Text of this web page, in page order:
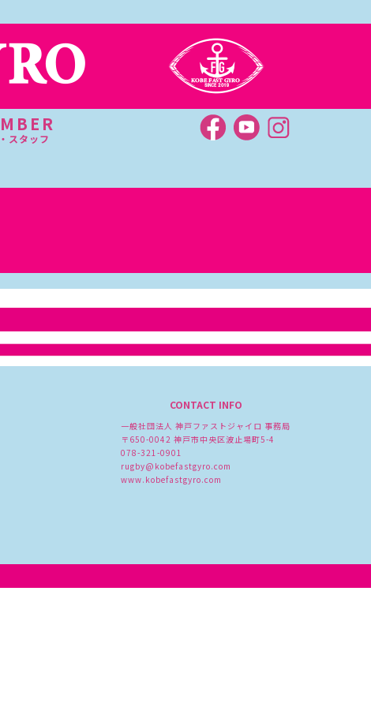
スタッフ
CONTACT INFO
一般社団法人 神戸ファストジャイロ 事務局
〒650-0042 神戸市中央区波止場町5-4
078-321-0901
rugby@kobefastgyro.com
www.kobefastgyro.com